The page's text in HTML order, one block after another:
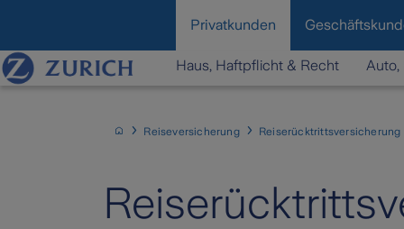
Privatkunden
Haus, Haftpflicht & Recht Auto,
Reiseversicherung Reiserücktrittsversicherung